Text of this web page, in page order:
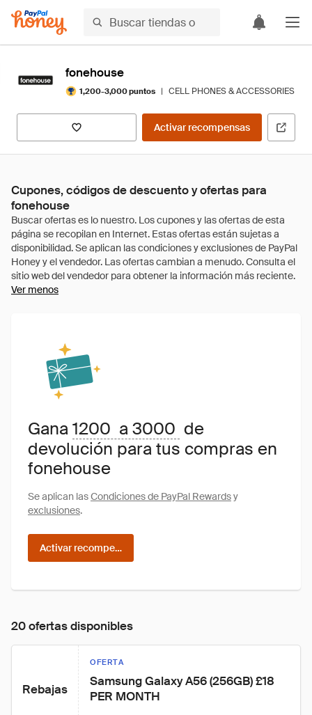
fonehouse
1,200-3,000 puntos | CELL PHONES & ACCESSORIES
Activar recompensas
Cupones, códigos de descuento y ofertas para
fonehouse
Ver menos
Gana1200 a 3000 de
devolución para tus compras en
fonehouse
Se aplican lasCondiciones de PayPal Rewardsy
exclusiones.
Activar recompensas
20 ofertas disponibles
Rebajas
OFERTA
Samsung Galaxy A56 (256GB) £18
PER MONTH